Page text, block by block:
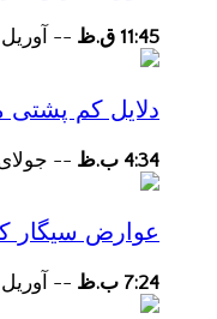
11:45 ق.ظ -- آوریل 9, 2023
دلایل کم پشتی
4:34 ب.ظ -- جولای 31,
عوارض سیگار
7:24 ب.ظ -- آوریل 29, 2022